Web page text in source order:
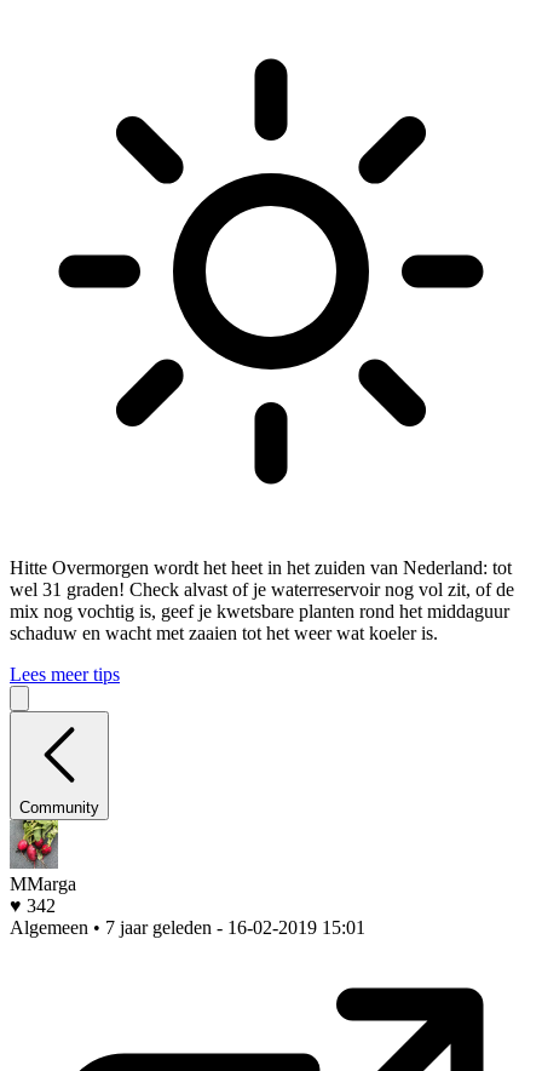
Hitte Overmorgen wordt het heet in het zuiden van Nederland: tot
wel 31 graden! Check alvast of je waterreservoir nog vol zit, of de
mix nog vochtig is, geef je kwetsbare planten rond het middaguur
schaduw en wacht met zaaien tot het weer wat koeler is.
Lees meer tips
Community
MMarga
♥ 342
Algemeen • 7 jaar geleden - 16-02-2019 15:01